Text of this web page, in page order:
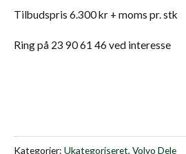
Tilbudspris 6.300 kr + moms pr. stk
Ring på 23 90 61 46 ved interesse
Kategorier: Ukategoriseret, Volvo Dele